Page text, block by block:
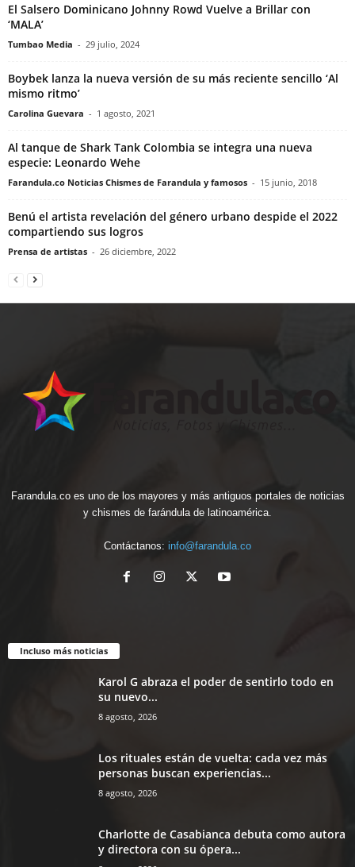
El Salsero Dominicano Johnny Rowd Vuelve a Brillar con
‘MALA’
Tumbao Media - 29 julio, 2024
Boybek lanza la nueva versión de su más reciente sencillo ‘Al
mismo ritmo’
Carolina Guevara - 1 agosto, 2021
Al tanque de Shark Tank Colombia se integra una nueva
especie: Leonardo Wehe
Farandula.co Noticias Chismes de Farandula y famosos - 15 junio, 2018
Benú el artista revelación del género urbano despide el 2022
compartiendo sus logros
Prensa de artistas - 26 diciembre, 2022
Farandula.co es uno de los mayores y más antiguos portales de noticias
y chismes de farándula de latinoamérica.
Contáctanos: info@farandula.co
Incluso más noticias
Karol G abraza el poder de sentirlo todo en
su nuevo...
8 agosto, 2026
Los rituales están de vuelta: cada vez más
personas buscan experiencias...
8 agosto, 2026
Charlotte de Casabianca debuta como autora
y directora con su ópera...